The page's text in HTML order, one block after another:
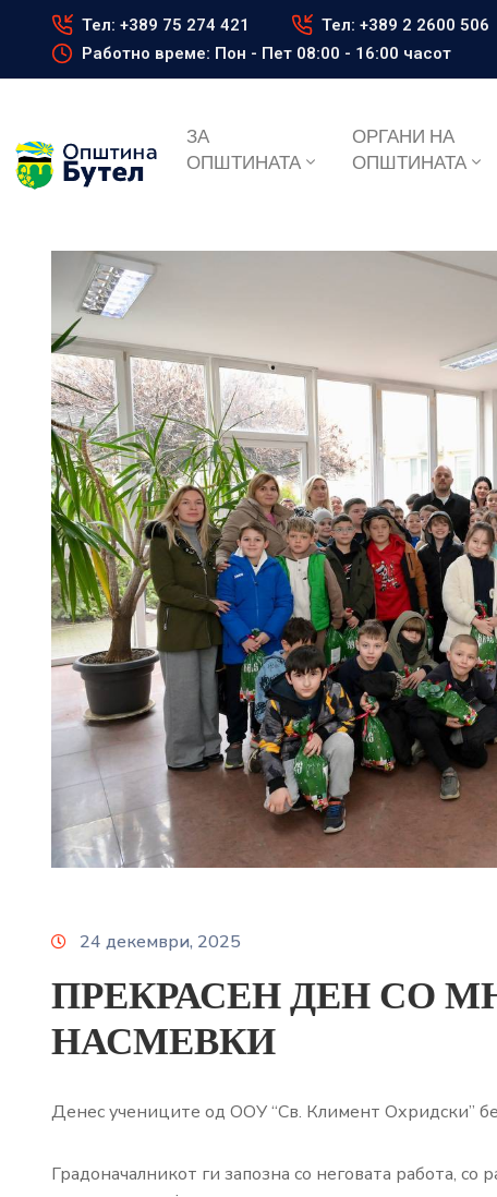
Тел: +389 75 274 421
Тел: +389 2 2600 506
Работно време: Пон - Пет 08:00 - 16:00 часот
ЗА
ОПШТИНАТА
ОРГАНИ НА
ОПШТИНАТА
24 декември, 2025
ПРЕКРАСЕН ДЕН СО
НАСМЕВКИ
Денес учениците од ООУ “Св. Климент Охридски”
Градоначалникот ги запозна со неговата работа, со